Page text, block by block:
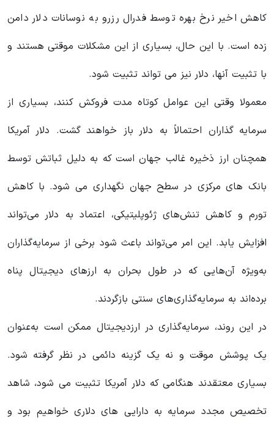
کاهش اخیر نرخ بهره توسط فدرال رزرو به نوسانات دلار دامن
زده است. با این حال، بسیاری از این مشکلات موقتی هستند و
با تثبیت آنها، دلار نیز می تواند تثبیت شود.
معمولا وقتی این عوامل کوتاه مدت فروکش کنند، بسیاری از
سرمایه گذاران احتمالاً به دلار باز خواهند گشت. دلار آمریکا
همچنان ارز ذخیره غالب جهان است که به دلیل ثباتش توسط
بانک های مرکزی در سطح جهان نگهداری می شود. با کاهش
تورم و کاهش تنش‌های ژئوپلیتیکی، اعتماد به دلار می‌تواند
افزایش یابد. این امر می‌تواند باعث شود برخی از سرمایه‌گذاران
به‌ویژه آن‌هایی که در طول بحران به ارزهای دیجیتال پناه
برده‌اند به سرمایه‌گذاری‌های سنتی بازگردند.
در این روند، سرمایه‌گذاری‌ در ارزدیجیتال ممکن است به‌عنوان
یک پوشش موقت و نه یک گزینه دائمی در نظر گرفته شود.
بسیاری معتقدند هنگامی که دلار آمریکا تثبیت می شود، شاهد
تخصیص مجدد سرمایه به دارایی های دلاری خواهیم بود و